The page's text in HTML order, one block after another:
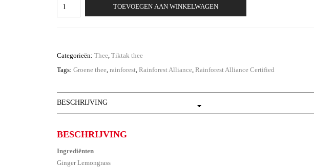
Ginger
TOEVOEGEN AAN WINKELWAGEN
Categorieën:Thee,Tiktak thee
Tags:Groene thee,rainforest,Rainforest Alliance,Rainforest Alliance Certified
BESCHRIJVING
BESCHRIJVING
Ingrediënten
Ginger Lemongrass